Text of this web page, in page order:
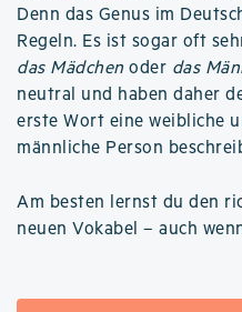
Denn das Genus im
Regeln. Es ist sogar oft
das Mädchen oder das
neutral und haben daher
erste Wort eine weibliche
männliche Person
Am besten lernst du den
neuen Vokabel – auch